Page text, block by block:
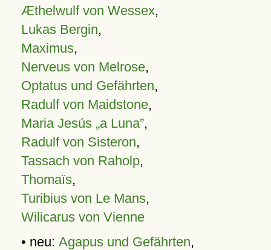
Æthelwulf von Wessex,
Lukas Bergin,
Maximus,
Nerveus von Melrose,
Optatus und Gefährten,
Radulf von Maidstone,
Maria Jesús „a Luna”,
Radulf von Sisteron,
Tassach von Raholp,
Thomaïs,
Turibius von Le Mans,
Wilicarus von Vienne
• neu: Agapus und Gefährten,